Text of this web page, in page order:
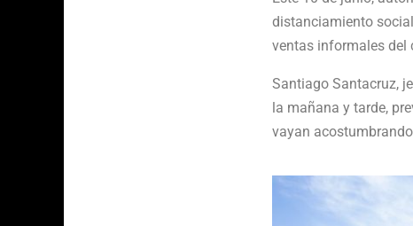
distanciamiento
ventas informales del
Santiago Santacruz,
la mañana y tarde,
vayan